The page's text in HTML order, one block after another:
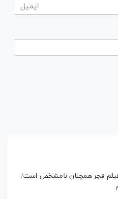
فجر همچنان نامشخص است/